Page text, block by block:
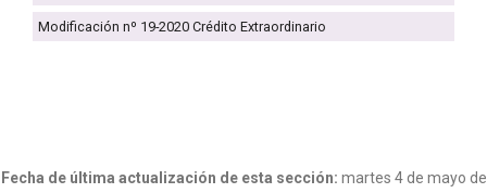
Modificación nº 19-2020 Crédito Extraordinario
Fecha de última actualización de esta sección: martes 4 de mayo de